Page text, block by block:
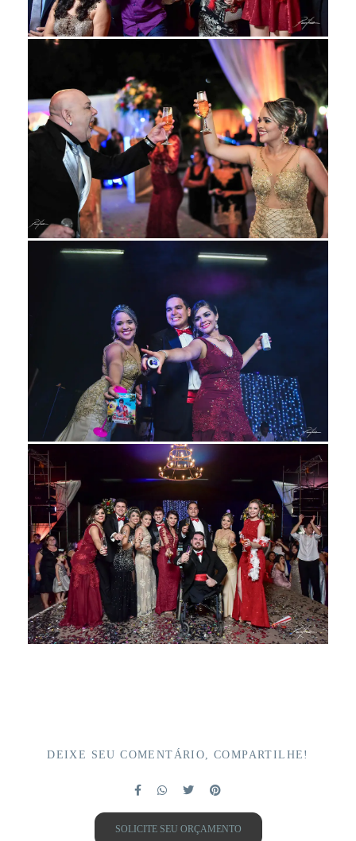
DEIXE SEU COMENTÁRIO, COMPARTILHE!
SOLICITE SEU ORÇAMENTO